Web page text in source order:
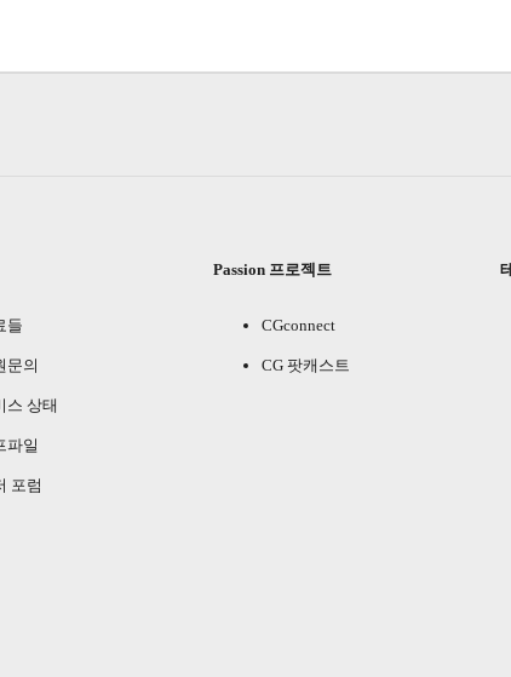
들
문의
스 상태
파일
포럼
Passion 프로젝트
CGconnect
CG 팟캐스트